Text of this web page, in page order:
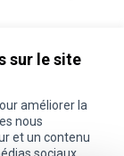
sur le site
améliorer la
nous
et un contenu